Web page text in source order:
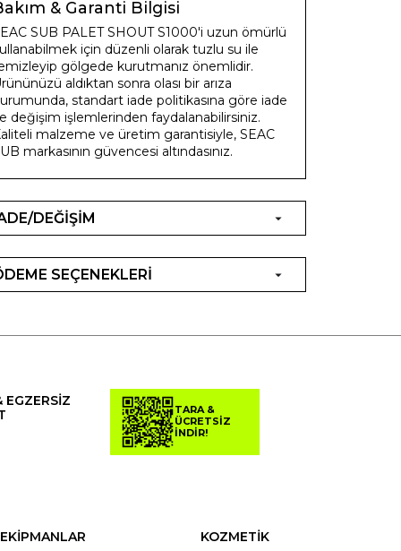
& Garanti Bilgisi
SUB PALET SHOUT S1000'i uzun ömürlü
için düzenli olarak tuzlu su ile
gölgede kurutmanız önemlidir.
aldıktan sonra olası bir arıza
standart iade politikasına göre iade
değişim işlemlerinden faydalanabilirsiniz.
malzeme ve üretim garantisiyle, SEAC
markasının güvencesi altındasınız.
DEĞİŞİM
SEÇENEKLERİ
EGZERSİZ
TARA &
ÜCRETSİZ
İNDİR!
EKİPMANLAR
KOZMETİK